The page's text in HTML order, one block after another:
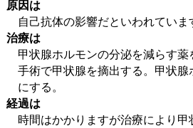
原因は
自己抗体の影響だといわれてい
治療は
甲状腺ホルモンの分泌を減らす
手術で甲状腺を摘出する。甲状
にする 。
経過は
時間はかかりますが治療により